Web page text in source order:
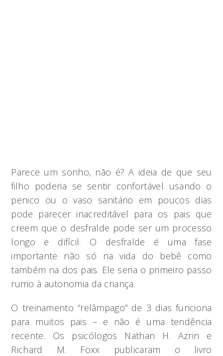
Parece um sonho, não é? A ideia de que seu
filho poderia se sentir confortável usando o
penico ou o vaso sanitário em poucos dias
pode parecer inacreditável para os pais que
creem que o desfralde pode ser um processo
longo e difícil. O desfralde é uma fase
importante não só na vida do bebê como
também na dos pais. Ele seria o primeiro passo
rumo à autonomia da criança.
O treinamento “relâmpago” de 3 dias funciona
para muitos pais – e não é uma tendência
recente. Os psicólogos Nathan H. Azrin e
Richard M. Foxx publicaram o livro